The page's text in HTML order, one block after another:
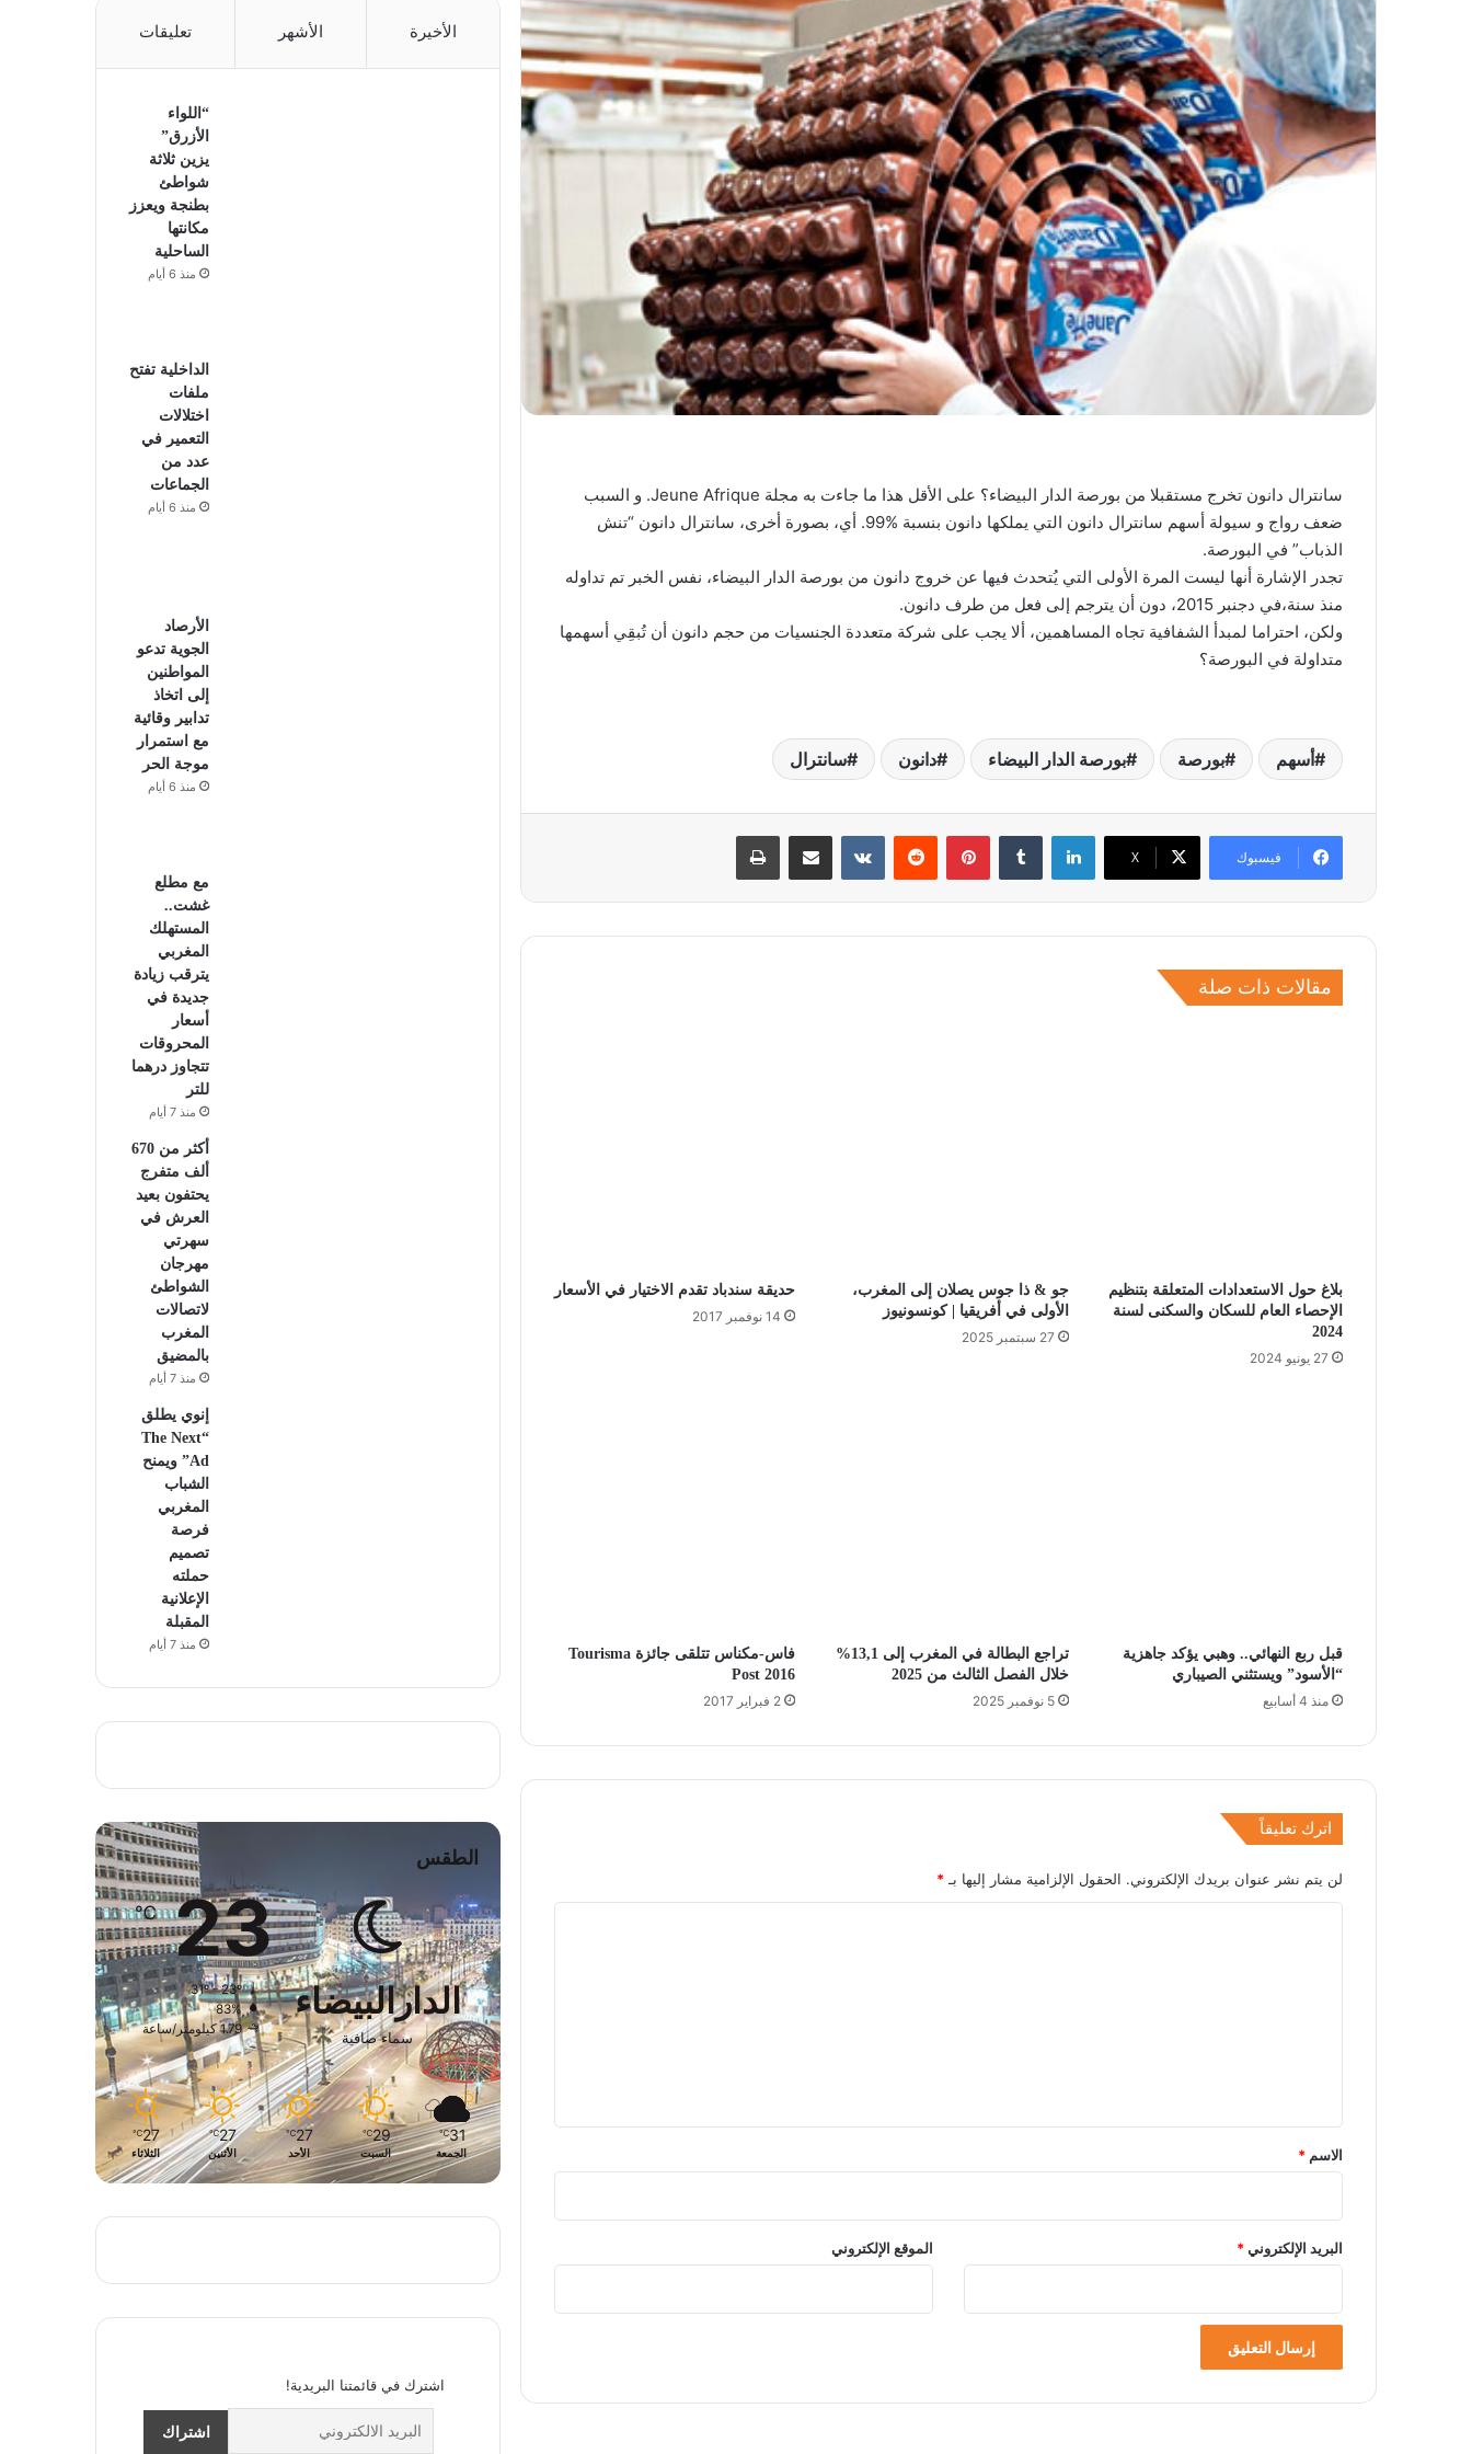
سانترال دانون تخرج مستقبلا من بورصة الدار البيضاء؟ على الأقل هذا ما جاءت به مجلة Jeune Afrique. و السبب
ضعف رواج و سيولة أسهم سانترال دانون التي يملكها دانون بنسبة %99. أي، بصورة أخرى، سانترال دانون “تنش
الذباب” في البورصة.
تجدر الإشارة أنها ليست المرة الأولى التي يُتحدث فيها عن خروج دانون من بورصة الدار البيضاء، نفس الخبر تم تداوله
منذ سنة،في دجنبر 2015، دون أن يترجم إلى فعل من طرف دانون.
ولكن، احتراما لمبدأ الشفافية تجاه المساهمين، ألا يجب على شركة متعددة الجنسيات من حجم دانون أن تُبقِي أسهمها
متداولة في البورصة؟
أسهم بورصة بورصة الدار البيضاء دانون سانترال
فيسبوك ‫X
لينكدإن بينتيريست مشاركة عبر البريد طباعة
مقالات ذات صلة
بلاغ حول الاستعدادات المتعلقة بتنظيم
الإحصاء العام للسكان والسكنى لسنة
2024
27 يونيو 2024
جو & ذا جوس يصلان إلى المغرب،
الأولى في أفريقيا | كونسونيوز
27 سبتمبر 2025
حديقة سندباد تقدم الاختيار في الأسعار
14 نوفمبر 2017
قبل ربع النهائي.. وهبي يؤكد جاهزية
“الأسود” ويستثني الصيباري
منذ 4 أسابيع
تراجع البطالة في المغرب إلى 13,1%
خلال الفصل الثالث من 2025
5 نوفمبر 2025
فاس-مكناس تتلقى جائزة Tourisma
Post 2016
2 فبراير 2017
اترك تعليقاً
لن يتم نشر عنوان بريدك الإلكتروني. الحقول الإلزامية مشار إليها بـ *
*
الاسم *
البريد الإلكتروني* الموقع الإلكتروني
الأخيرة الأشهر تعليقات
“اللواء
الأزرق”
يزين ثلاثة
شواطئ
بطنجة ويعزز
مكانتها
الساحلية
منذ 6 أيام
الداخلية تفتح
ملفات
اختلالات
التعمير في
عدد من
الجماعات
منذ 6 أيام
الأرصاد
الجوية تدعو
المواطنين
إلى اتخاذ
تدابير وقائية
مع استمرار
موجة الحر
منذ 6 أيام
مع مطلع
غشت..
المستهلك
المغربي
يترقب زيادة
جديدة في
أسعار
المحروقات
تتجاوز درهما
للتر
منذ 7 أيام
أكثر من 670
ألف متفرج
يحتفون بعيد
العرش في
سهرتي
مهرجان
الشواطئ
لاتصالات
المغرب
بالمضيق
منذ 7 أيام
إنوي يطلق
“The Next
Ad” ويمنح
الشباب
المغربي
فرصة
تصميم
حملته
الإعلانية
المقبلة
منذ 7 أيام
الطقس
الدارالبيضاء
سماء صافية
23
℃
31º - 23º
83%
1.79 كيلومتر/ساعة
31
℃
الجمعة
29
℃
السبت
27
℃
الأحد
27
℃
الأثنين
27
℃
الثلاثاء
اشترك في قائمتنا البريدية!